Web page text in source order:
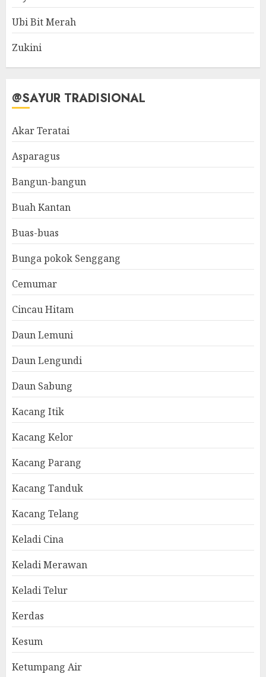
Ubi Bit Merah
Zukini
@SAYUR TRADISIONAL
Akar Teratai
Asparagus
Bangun-bangun
Buah Kantan
Buas-buas
Bunga pokok Senggang
Cemumar
Cincau Hitam
Daun Lemuni
Daun Lengundi
Daun Sabung
Kacang Itik
Kacang Kelor
Kacang Parang
Kacang Tanduk
Kacang Telang
Keladi Cina
Keladi Merawan
Keladi Telur
Kerdas
Kesum
Ketumpang Air